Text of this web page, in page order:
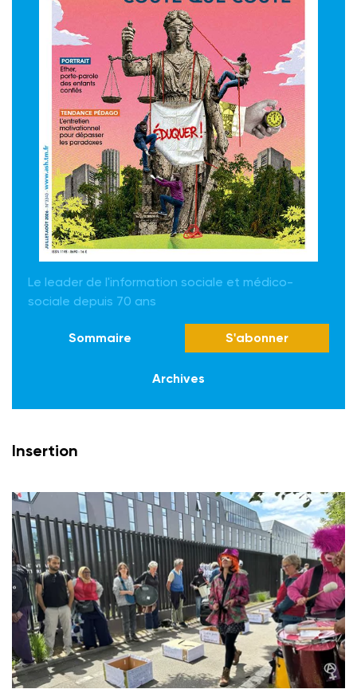
Le leader de l'information sociale et médico-
sociale depuis 70 ans
Sommaire S'abonner
Archives
Insertion